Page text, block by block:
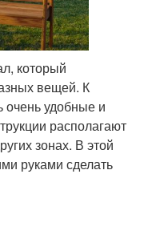
который
вещей. К
очень удобные и
располагают
зонах. В этой
руками сделать